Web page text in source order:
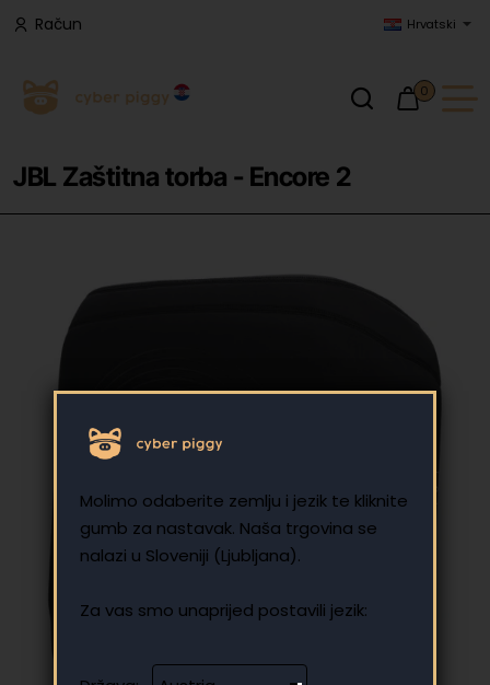
Molimo odaberite zemlju i jezik te kliknite
gumb za nastavak. Naša trgovina se
nalazi u Sloveniji (Ljubljana).
Za vas smo unaprijed postavili jezik:
Račun Hrvatski
0
JBL Zaštitna torba - Encore 2